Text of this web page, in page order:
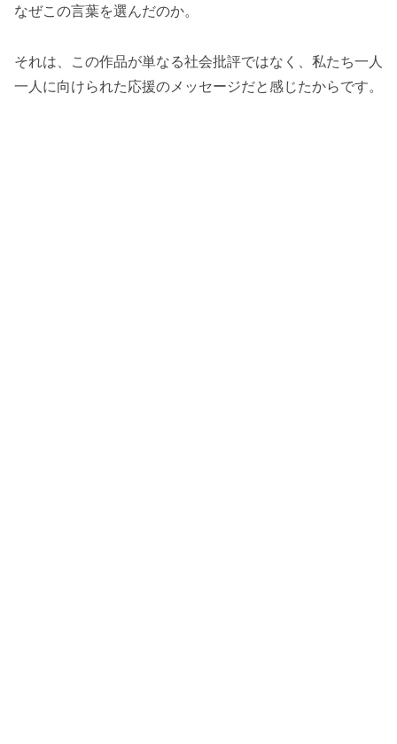
なぜこの言葉を選んだのか。
それは、この作品が単なる社会批評ではなく、私たち一人
一人に向けられた応援のメッセージだと感じたからです。